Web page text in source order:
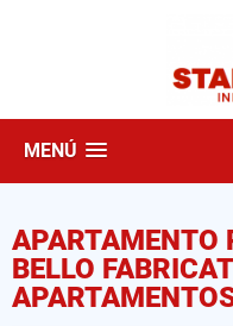
MENÚ
APARTAMENTO
BELLO